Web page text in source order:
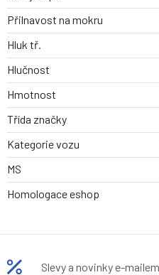
Přilnavost na mokru
Hluk tř.
Hlučnost
Hmotnost
Třída značky
Kategorie vozu
MS
Homologace eshop
Slevy a novinky e-mailem